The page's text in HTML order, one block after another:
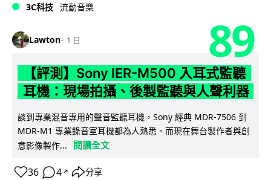
3C科技 流動音樂
Lawton 1 日 89
【評測】Sony IER-M500 入耳式監聽
耳機：現場拍攝、後製監聽與人聲利器
談到專業混音專用的聲音監聽耳機，Sony 經典 MDR-7506 到
MDR-M1 專業錄音室耳機都為人熟悉。而現在舞台製作者與創
意影像製作...
閱讀全文
36 4 ↗ 分享